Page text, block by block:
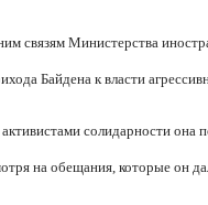
связям Министерства
Байдена к власти
солидарности она
на обещания, которые он